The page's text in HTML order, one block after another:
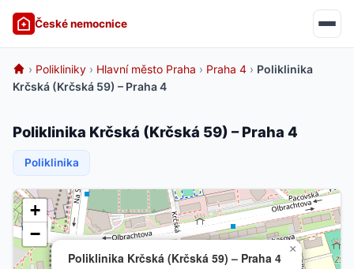
České nemocnice
› Polikliniky › Hlavní město Praha › Praha 4 › Poliklinika
Krčská (Krčská 59) – Praha 4
Poliklinika Krčská (Krčská 59) – Praha 4
Poliklinika
Poliklinika Krčská (Krčská 59) – Praha 4
×
+
−